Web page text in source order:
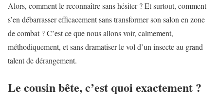
Alors, comment le reconnaître sans hésiter ? Et surtout, comment
s’en débarrasser efficacement sans transformer son salon en zone
de combat ? C’est ce que nous allons voir, calmement,
méthodiquement, et sans dramatiser le vol d’un insecte au grand
talent de dérangement.
Le cousin bête, c’est quoi exactement ?